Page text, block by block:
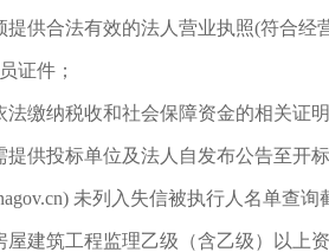
供合法有效的法人营业执照(符合经
证件；
缴纳税收和社会保障资金的相关证
供投标单位及法人自发布公告至开
未列入失信被执行人名单查询
建筑工程监理乙级（含乙级）以上